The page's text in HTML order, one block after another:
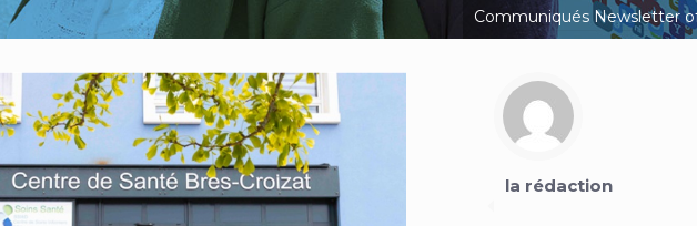
Communiqués Newsletter
la rédaction